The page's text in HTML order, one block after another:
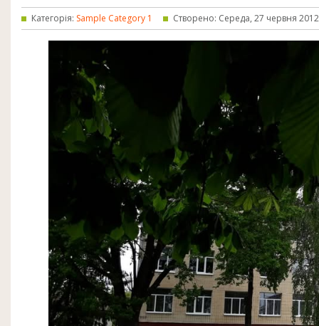
Категорія: Sample Category 1 Створено: Середа, 27 червня